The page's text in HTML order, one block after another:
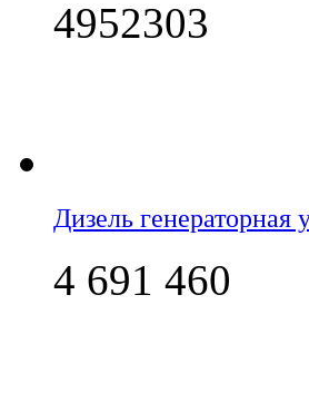
4952303
Дизель генераторная
4 691 460